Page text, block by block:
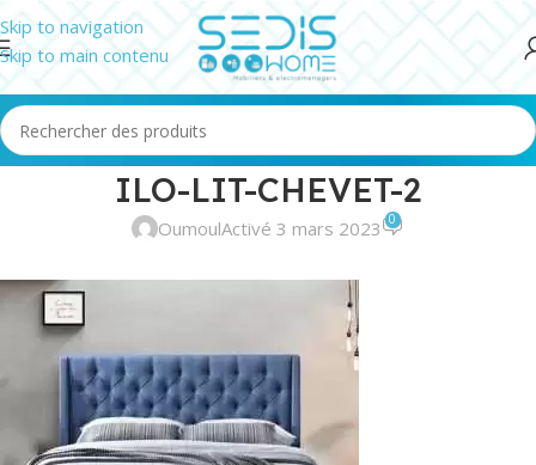
Skip to navigation
Skip to main contenu
ILO-LIT-CHEVET-2
OumoulActivé 3 mars 2023 0